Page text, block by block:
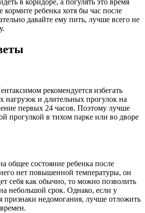
в коридоре, а погулять это время
ребенка хотя бы час после
давайте ему пить, лучше всего не
рекомендуется избегать
нагрузок и длительных прогулок на
первых 24 часов. Поэтому лучше
прогулкой в тихом парке или во дворе
общее состояние ребенка после
нет повышенной температуры, он
себя как обычно, то можно позволить
небольшой срок. Однако, если у
признаки недомогания, лучше отложить